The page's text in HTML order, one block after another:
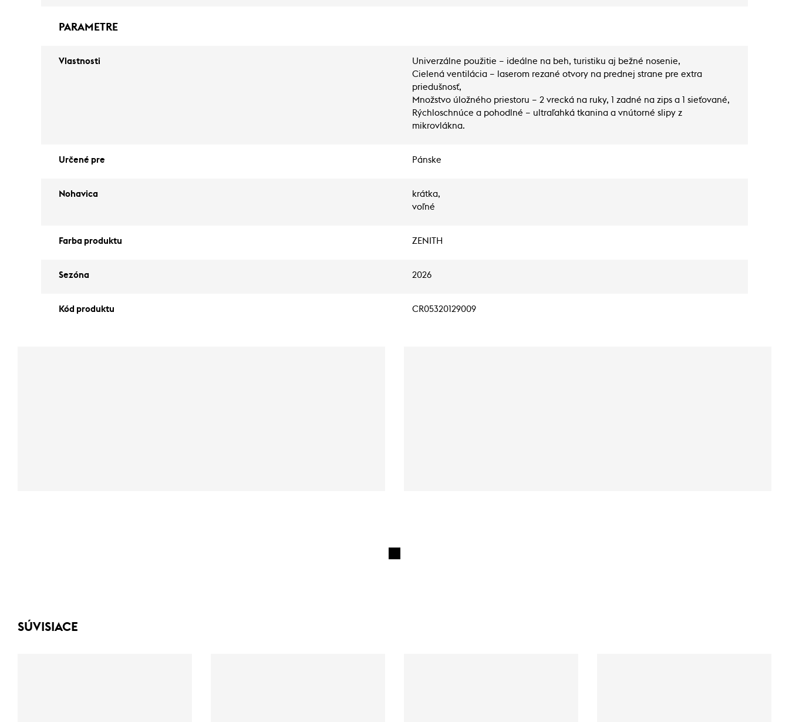
PARAMETRE
Vlastnosti
Univerzálne použitie – ideálne na beh, turistiku aj bežné nosenie,
Cielená ventilácia – laserom rezané otvory na prednej strane pre extra
priedušnosť,
Množstvo úložného priestoru – 2 vrecká na ruky, 1 zadné na zips a 1 sieťované,
Rýchloschnúce a pohodlné – ultraľahká tkanina a vnútorné slipy z
mikrovlákna.
Určené pre Pánske
Nohavica
krátka,
voľné
Farba produktu ZENITH
Sezóna 2026
Kód produktu CR05320129009
SÚVISIACE